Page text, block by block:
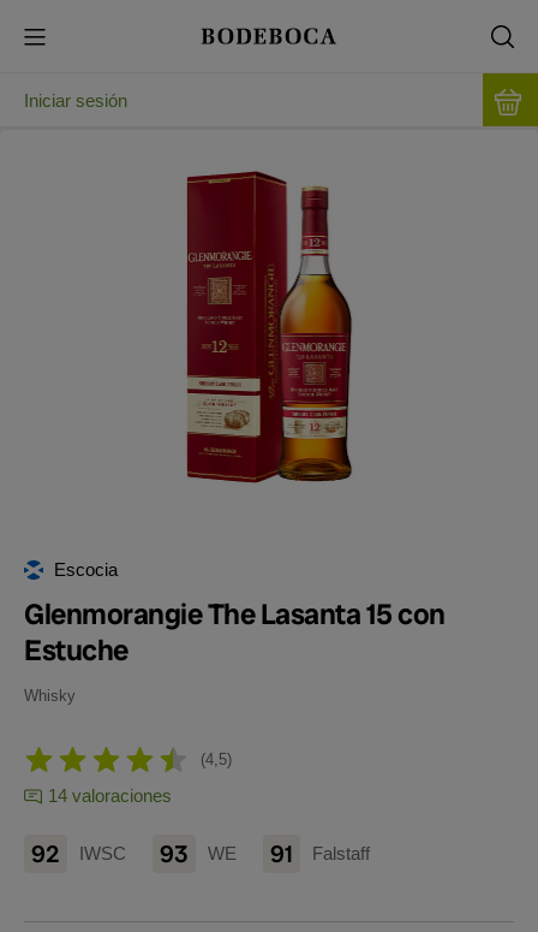
Iniciar sesión
Escocia
Glenmorangie The Lasanta 15 con
Estuche
Whisky
4,5
14 valoraciones
92 IWSC 93 WE 91 Falstaff